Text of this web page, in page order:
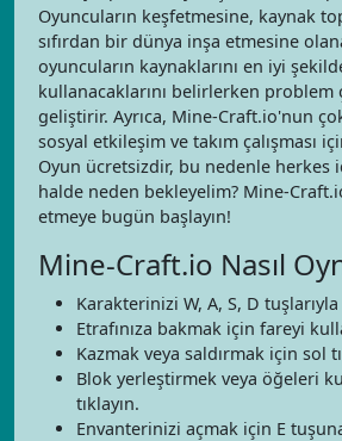
Oyuncuların keşfetmesine, kaynak
sıfırdan bir dünya inşa etmesine
oyuncuların kaynaklarını en iyi
kullanacaklarını belirlerken
geliştirir. Ayrıca, Mine-Craft.io'nun
sosyal etkileşim ve takım çalışması
Oyun ücretsizdir, bu nedenle herkes
halde neden bekleyelim? Mine-
etmeye bugün başlayın!
Mine-Craft.io Nasıl
Karakterinizi W, A, S, D
Etrafınıza bakmak için fareyi
Kazmak veya saldırmak için sol
Blok yerleştirmek veya öğeleri
tıklayın.
Envanterinizi açmak için E